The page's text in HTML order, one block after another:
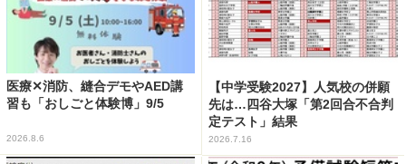
医療✕消防、縫合デモやAED講
習も「おしごと体験博」9/5
2026.8.6
【中学受験2027】人気校の併願
先は…四谷大塚「第2回合不合判
定テスト」結果
2026.7.16